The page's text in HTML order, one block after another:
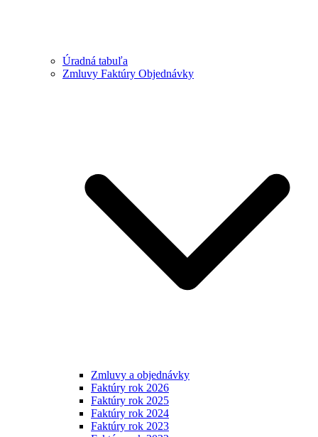
Úradná tabuľa
Zmluvy Faktúry Objednávky
Zmluvy a objednávky
Faktúry rok 2026
Faktúry rok 2025
Faktúry rok 2024
Faktúry rok 2023